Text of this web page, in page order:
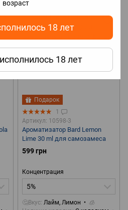
возраст
18 лет
18 лет
Подарок
1
Артикул: 10598-3
Ароматизатор Bard Lemon
Lime 30 ml для самозамеса
599 грн
Концентрация
5%
🤔Вкус Лайм, Лимон
🧊